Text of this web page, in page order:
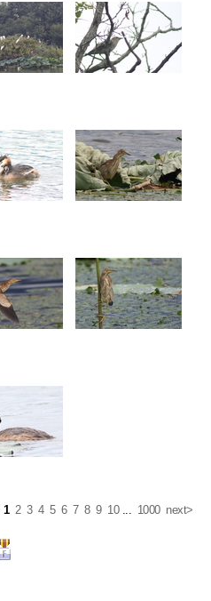
1 2 3 4 5 6 7 8 9 10... 1000 next>